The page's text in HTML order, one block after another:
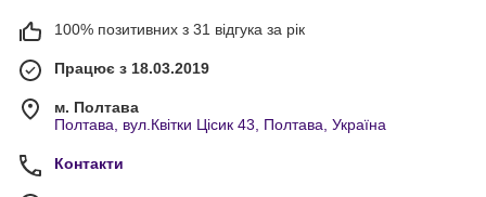
100% позитивних з 31 відгука за рік
Працює з 18.03.2019
м. Полтава
Полтава, вул.Квітки Цісик 43, Полтава, Україна
Контакти